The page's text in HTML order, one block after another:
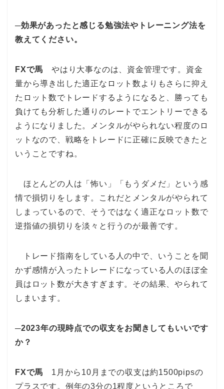
─効果があったと感じる勉強法やトレーニング法を
教えてください。
FXで馬 やはり大事なのは、資金管理です。資金
量から導き出した適正なロット数よりもさらに抑え
たロット数でトレードするようになると、勝っても
負けても分析した通りのレートでエントリーできる
ようになりました。メンタルがやられない程度のロ
ットなので、戦略をトレードに正確に反映できたと
いうことですね。
ほとんどの人は「怖い」「もうダメだ」という感
情で損切りをします。これだとメンタルがやられて
しまっているので、そうではなく適正なロット数で
逆指値の損切りを淡々と行うのが最善です。
トレード指南をしている人の中で、いうことを聞
かず感情が入ったトレードになっている人のほぼ全
員はロット数が大きすぎます。その結果、やられて
しまいます。
─2023年の現時点での収支をお聞きしてもいいです
か？
FXで馬 1月から10月までの収支は約1500pipsの
プラスです。例年の3分の1程度というところで